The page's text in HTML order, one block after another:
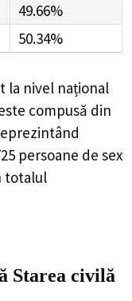
49.66%
50.34%
la nivel național
compusă din
persoane de sex
totalul
Starea civilă